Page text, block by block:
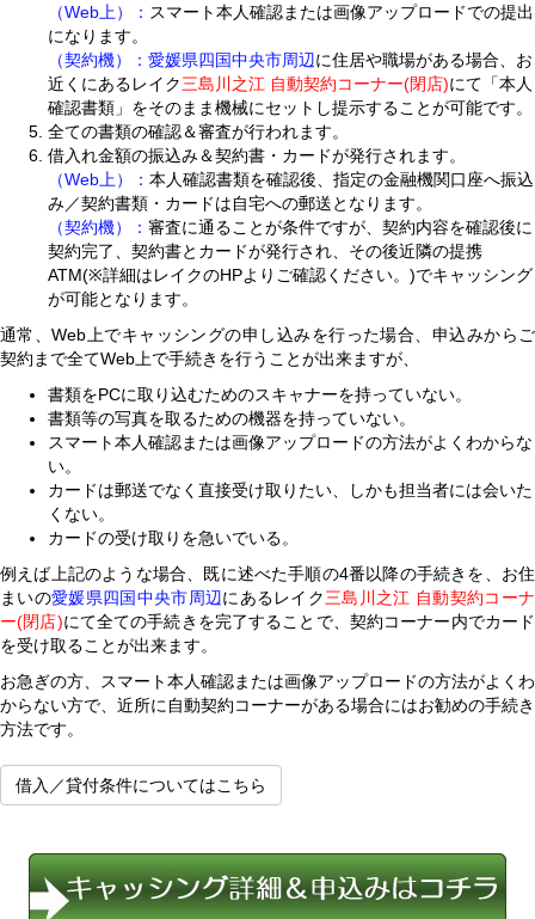
（Web上）： スマート本人確認または画像アップロードでの提出
になります。
（契約機）： 愛媛県四国中央市周辺に住居や職場がある場合、お
近くにあるレイク三島川之江 自動契約コーナー(閉店)にて「本人
確認書類」をそのまま機械にセットし提示することが可能です。
全ての書類の確認＆審査が行われます。
借入れ金額の振込み＆契約書・カードが発行されます。
（Web上）： 本人確認書類を確認後、指定の金融機関口座へ振込
み／契約書類・カードは自宅への郵送となります。
（契約機）： 審査に通ることが条件ですが、契約内容を確認後に
契約完了、契約書とカードが発行され、その後近隣の提携
ATM(※詳細はレイクのHPよりご確認ください。)でキャッシング
が可能となります。
通常、Web上でキャッシングの申し込みを行った場合、申込みからご
契約まで全てWeb上で手続きを行うことが出来ますが、
書類をPCに取り込むためのスキャナーを持っていない。
書類等の写真を取るための機器を持っていない。
スマート本人確認または画像アップロードの方法がよくわからな
い。
カードは郵送でなく直接受け取りたい、しかも担当者には会いた
くない。
カードの受け取りを急いでいる。
例えば上記のような場合、既に述べた手順の4番以降の手続きを、お住
まいの愛媛県四国中央市周辺にあるレイク三島川之江 自動契約コーナ
ー(閉店)にて全ての手続きを完了することで、契約コーナー内でカード
を受け取ることが出来ます。
お急ぎの方、スマート本人確認または画像アップロードの方法がよくわ
からない方で、近所に自動契約コーナーがある場合にはお勧めの手続き
方法です。
借入／貸付条件についてはこちら